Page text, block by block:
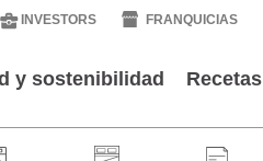
INVESTORS FRANQUICIAS
y sostenibilidad Recetas